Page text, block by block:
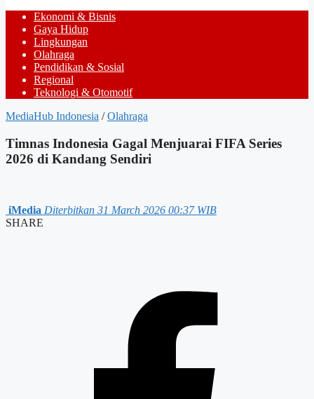
Ekonomi & Bisnis
Gaya Hidup
Lingkungan
Olahraga
Pendidikan & Sosial
Regional
Teknologi & Otomotif
MediaHub Indonesia / Olahraga
Timnas Indonesia Gagal Menjuarai FIFA Series
2026 di Kandang Sendiri
iMedia Diterbitkan 31 March 2026 00:37 WIB
SHARE